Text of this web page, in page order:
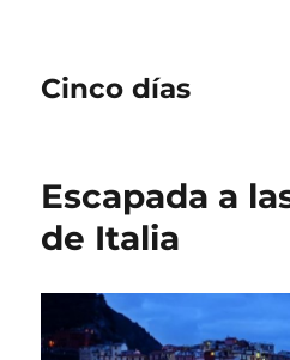
Cinco días
Escapada a
de Italia